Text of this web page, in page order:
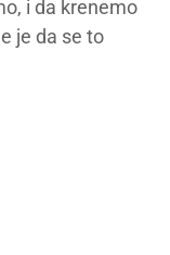
i da krenemo
je da se to